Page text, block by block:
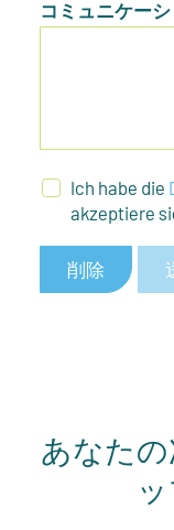
コミュニケー
Ich habe die
akzeptiere
削除
あなた